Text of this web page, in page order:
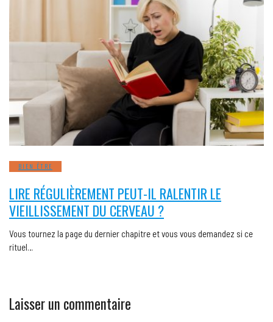
BIEN ÊTRE
LIRE RÉGULIÈREMENT PEUT-IL RALENTIR LE
VIEILLISSEMENT DU CERVEAU ?
Vous tournez la page du dernier chapitre et vous vous demandez si ce
rituel…
Laisser un commentaire